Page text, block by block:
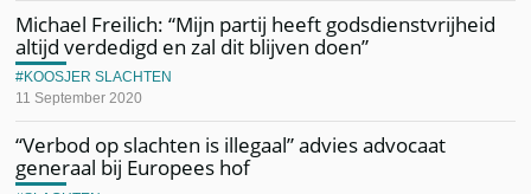
Michael Freilich: “Mijn partij heeft godsdienstvrijheid
altijd verdedigd en zal dit blijven doen”
11 September 2020
KOOSJER SLACHTEN
“Verbod op slachten is illegaal” advies advocaat
generaal bij Europees hof